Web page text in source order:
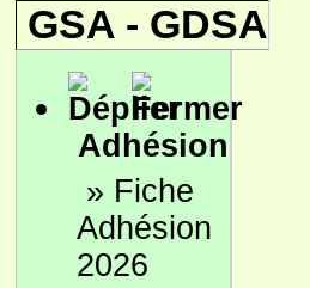
GSA - GDSA
Adhésion
» Fiche
Adhésion
2026